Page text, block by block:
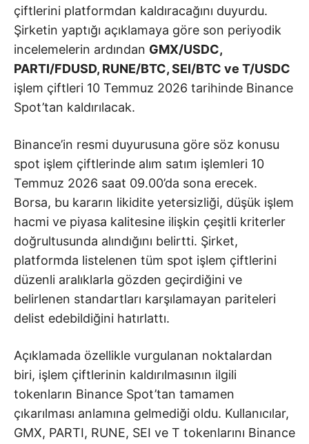
çiftlerini platformdan kaldıracağını duyurdu.
Şirketin yaptığı açıklamaya göre son periyodik
incelemelerin ardından GMX/USDC,
PARTI/FDUSD, RUNE/BTC, SEI/BTC ve T/USDC
işlem çiftleri 10 Temmuz 2026 tarihinde Binance
Spot’tan kaldırılacak.
Binance’in resmi duyurusuna göre söz konusu
spot işlem çiftlerinde alım satım işlemleri 10
Temmuz 2026 saat 09.00’da sona erecek.
Borsa, bu kararın likidite yetersizliği, düşük işlem
hacmi ve piyasa kalitesine ilişkin çeşitli kriterler
doğrultusunda alındığını belirtti. Şirket,
platformda listelenen tüm spot işlem çiftlerini
düzenli aralıklarla gözden geçirdiğini ve
belirlenen standartları karşılamayan pariteleri
delist edebildiğini hatırlattı.
Açıklamada özellikle vurgulanan noktalardan
biri, işlem çiftlerinin kaldırılmasının ilgili
tokenların Binance Spot’tan tamamen
çıkarılması anlamına gelmediği oldu. Kullanıcılar,
GMX, PARTI, RUNE, SEI ve T tokenlarını Binance